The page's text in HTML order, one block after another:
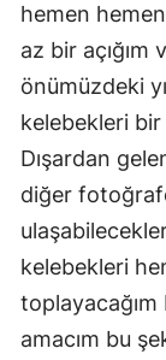
hemen
az bir açığım
önümüzdeki
kelebekleri
Dışardan
diğer
kelebekleri
amacım bu